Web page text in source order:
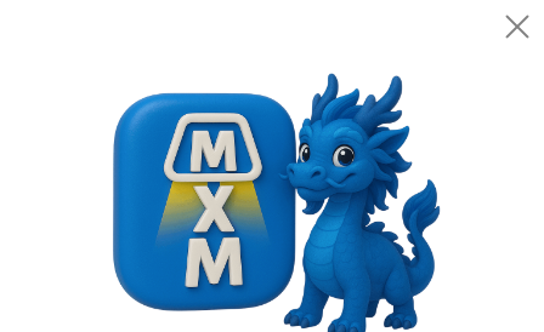
Открыть
Категории
Цифровая электроника
Компьютеры и комплектующие